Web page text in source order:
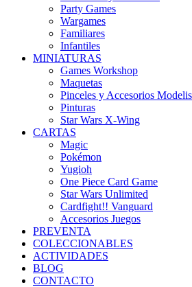
Party Games
Wargames
Familiares
Infantiles
MINIATURAS
Games Workshop
Maquetas
Pinceles y Accesorios
Pinturas
Star Wars X-Wing
CARTAS
Magic
Pokémon
Yugioh
One Piece Card Game
Star Wars Unlimited
Cardfight!! Vanguard
Accesorios Juegos
PREVENTA
COLECCIONABLES
ACTIVIDADES
BLOG
CONTACTO